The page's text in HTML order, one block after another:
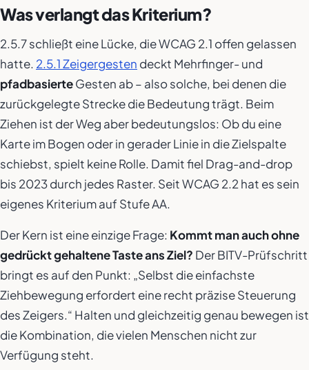
Was verlangt das Kriterium?
2.5.7 schließt eine Lücke, die WCAG 2.1 offen gelassen
hatte. 2.5.1 Zeigergesten deckt Mehrfinger- und
pfadbasierteGesten ab – also solche, bei denen die
zurückgelegte Strecke die Bedeutung trägt. Beim
Ziehen ist der Weg aber bedeutungslos: Ob du eine
Karte im Bogen oder in gerader Linie in die Zielspalte
schiebst, spielt keine Rolle. Damit fiel Drag-and-drop
bis 2023 durch jedes Raster. Seit WCAG 2.2 hat es sein
eigenes Kriterium auf Stufe AA.
Der Kern ist eine einzige Frage: Kommt man auch ohne
gedrückt gehaltene Taste ans Ziel? Der BITV-Prüfschritt
bringt es auf den Punkt: „Selbst die einfachste
Ziehbewegung erfordert eine recht präzise Steuerung
des Zeigers.“ Halten und gleichzeitig genau bewegen ist
die Kombination, die vielen Menschen nicht zur
Verfügung steht.